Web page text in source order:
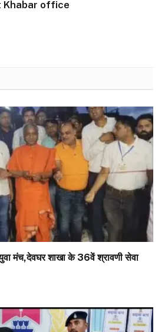
Khabar office
युवा मंच,देवघर शाखा के 36वें श्रावणी सेवा